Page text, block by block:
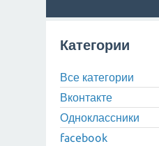
Категории
Все категории
Вконтакте
Одноклассники
facebook